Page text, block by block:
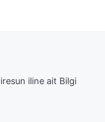
iline ait Bilgi